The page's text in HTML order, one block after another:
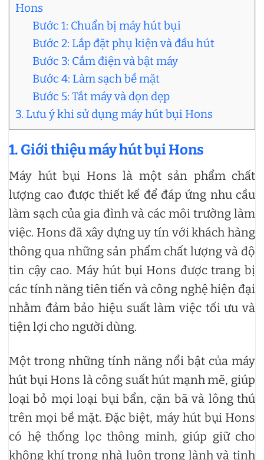
Hons
Bước 1: Chuẩn bị máy hút bụi
Bước 2: Lắp đặt phụ kiện và đầu hút
Bước 3: Cắm điện và bật máy
Bước 4: Làm sạch bề mặt
Bước 5: Tắt máy và dọn dẹp
3. Lưu ý khi sử dụng máy hút bụi Hons
1. Giới thiệu máy hút bụi Hons
Máy hút bụi Hons là một sản phẩm chất
lượng cao được thiết kế để đáp ứng nhu cầu
làm sạch của gia đình và các môi trường làm
việc. Hons đã xây dựng uy tín với khách hàng
thông qua những sản phẩm chất lượng và độ
tin cậy cao. Máy hút bụi Hons được trang bị
các tính năng tiên tiến và công nghệ hiện đại
nhằm đảm bảo hiệu suất làm việc tối ưu và
tiện lợi cho người dùng.
Một trong những tính năng nổi bật của máy
hút bụi Hons là công suất hút mạnh mẽ, giúp
loại bỏ mọi loại bụi bẩn, cặn bã và lông thú
trên mọi bề mặt. Đặc biệt, máy hút bụi Hons
có hệ thống lọc thông minh, giúp giữ cho
không khí trong nhà luôn trong lành và tinh